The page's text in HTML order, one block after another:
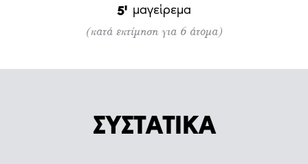
5' μαγείρεμα
(κατά εκτίμηση για 6 άτομα)
ΣΥΣΤΑΤΙΚΑ